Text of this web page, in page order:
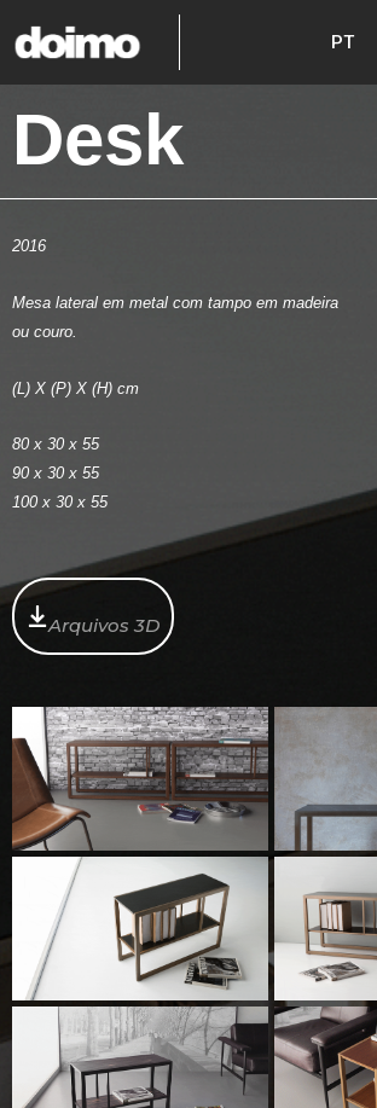
PT
Desk
2016
Mesa lateral em metal com tampo em madeira
ou couro.
(L) X (P) X (H) cm
80 x 30 x 55
90 x 30 x 55
100 x 30 x 55
Arquivos 3D